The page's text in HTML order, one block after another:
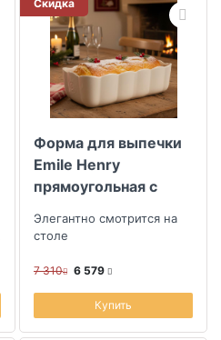
Скидка
Форма для выпечки
Emile Henry
прямоугольная с
28,5х13 см, цвет
Элегантно смотрится на
столе
7 310 6 579
Купить